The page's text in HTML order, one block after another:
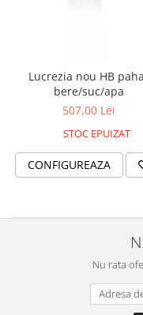
SERENDIPITY GOLD
SERENDIPITY PLATINUM
MEDICEA
CELESTIAL
FLORENTINE TURQUOISE
ANTHEMION GREY
Lucrezia nou HB
bere/suc/apa
507,00 Lei
STOC EPUIZAT
CONFIGUREAZA
Nu rata